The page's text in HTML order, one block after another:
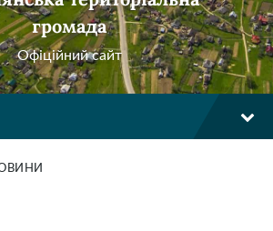
громада
Офіційний сайт